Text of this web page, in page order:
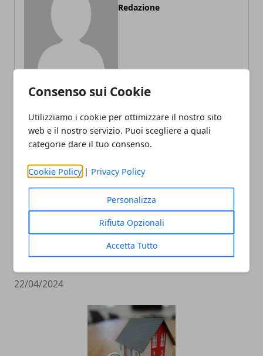
Consenso sui Cookie
Utilizziamo i cookie per ottimizzare il nostro sito
web e il nostro servizio. Puoi scegliere a quali
categorie dare il tuo consenso.
Cookie Policy | Privacy Policy
Personalizza
Rifiuta Opzionali
Accetta Tutto
Redazione
ARTICOLI CORRELATI
Viaggio di nozze in Asia: le migliori
22/04/2024